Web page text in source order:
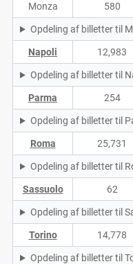
Monza 580
Opdeling af billetter til
Napoli 12,983
Opdeling af billetter til
Parma 254
Opdeling af billetter til
Roma 25,731
Opdeling af billetter til
Sassuolo 62
Opdeling af billetter til
Torino 14,778
Opdeling af billetter til